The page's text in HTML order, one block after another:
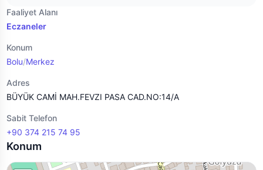
Faaliyet Alanı
Eczaneler
Konum
Bolu/Merkez
Adres
BÜYÜK CAMİ MAH.FEVZI PASA CAD.NO:14/A
Sabit Telefon
+90 374 215 74 95
Konum